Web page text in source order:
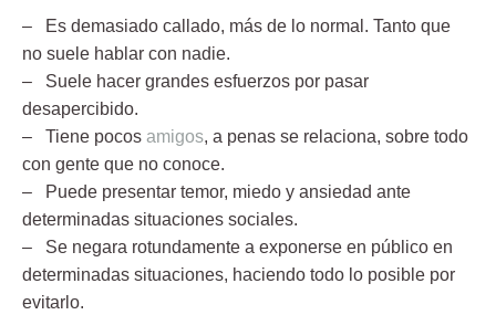
– Es demasiado callado, más de lo normal. Tanto que
no suele hablar con nadie.
– Suele hacer grandes esfuerzos por pasar
desapercibido.
– Tiene pocos amigos, a penas se relaciona, sobre todo
con gente que no conoce.
– Puede presentar temor, miedo y ansiedad ante
determinadas situaciones sociales.
– Se negara rotundamente a exponerse en público en
determinadas situaciones, haciendo todo lo posible por
evitarlo.